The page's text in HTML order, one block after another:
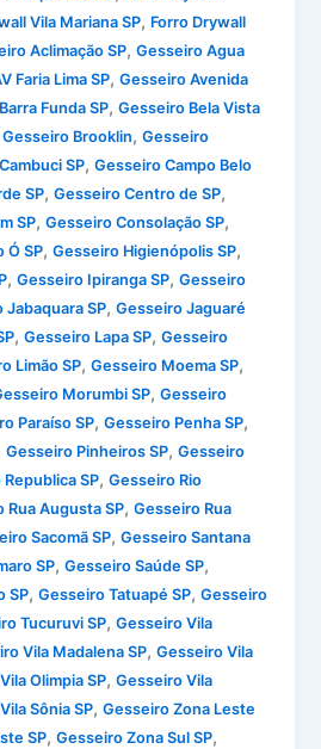
Vila Mariana SP, Forro Drywall
Aclimação SP,Gesseiro Agua
Faria Lima SP,Gesseiro Avenida
Funda SP,Gesseiro Bela Vista
Gesseiro Brooklin,Gesseiro
SP,Gesseiro Campo Belo
SP,Gesseiro Centro de SP,
SP,Gesseiro Consolação SP,
Ó SP,Gesseiro Higienópolis SP,
,Gesseiro Ipiranga SP,Gesseiro
Jabaquara SP,Gesseiro Jaguaré
,Gesseiro Lapa SP,Gesseiro
Limão SP,Gesseiro Moema SP,
Morumbi SP,Gesseiro
Paraíso SP,Gesseiro Penha SP,
Gesseiro Pinheiros SP,Gesseiro
SP,Gesseiro Rio
Rua Augusta SP,Gesseiro Rua
Sacomã SP,Gesseiro Santana
SP,Gesseiro Saúde SP,
SP,Gesseiro Tatuapé SP,Gesseiro
Tucuruvi SP,Gesseiro Vila
Vila Madalena SP,Gesseiro Vila
Olimpia SP,Gesseiro Vila
Sônia SP,Gesseiro Zona Leste
SP,Gesseiro Zona Sul SP,